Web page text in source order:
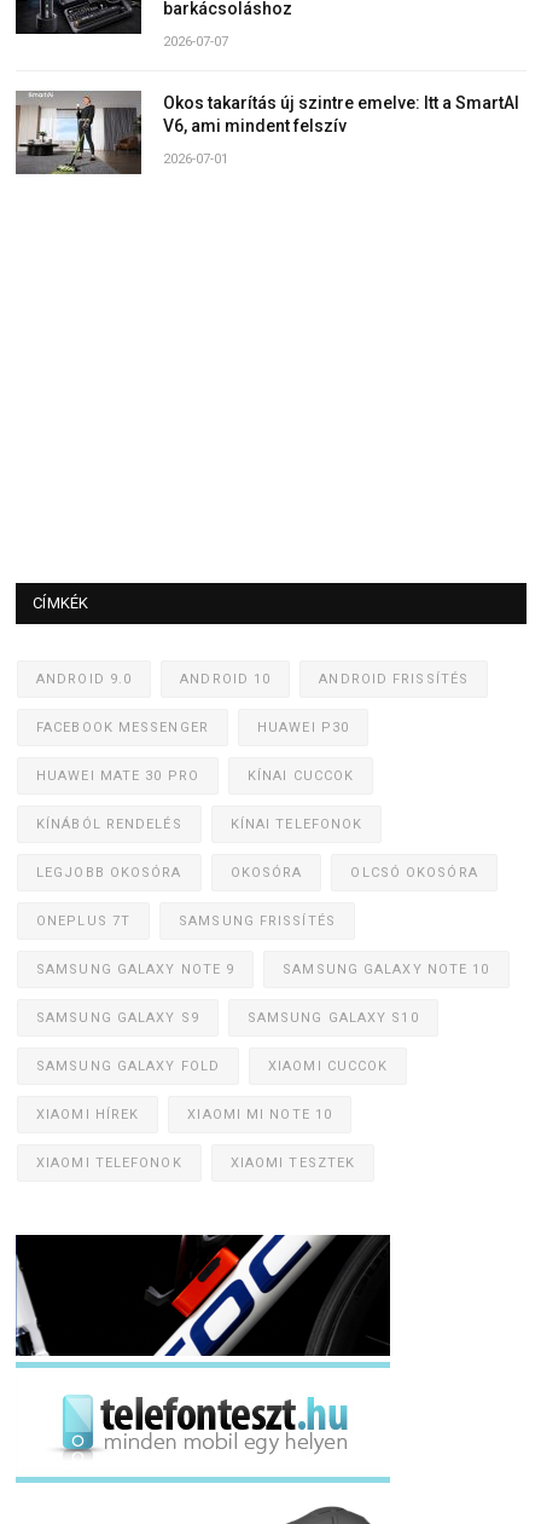
barkácsoláshoz
2026-07-07
Okos takarítás új szintre emelve: Itt a SmartAI
V6, ami mindent felszív
2026-07-01
CÍMKÉK
ANDROID 9.0 ANDROID 10 ANDROID FRISSÍTÉS
FACEBOOK MESSENGER HUAWEI P30
HUAWEI MATE 30 PRO KÍNAI CUCCOK
KÍNÁBÓL RENDELÉS KÍNAI TELEFONOK
LEGJOBB OKOSÓRA OKOSÓRA OLCSÓ OKOSÓRA
ONEPLUS 7T SAMSUNG FRISSÍTÉS
SAMSUNG GALAXY NOTE 9 SAMSUNG GALAXY NOTE 10
SAMSUNG GALAXY S9 SAMSUNG GALAXY S10
SAMSUNG GALAXY FOLD XIAOMI CUCCOK
XIAOMI HÍREK XIAOMI MI NOTE 10
XIAOMI TELEFONOK XIAOMI TESZTEK